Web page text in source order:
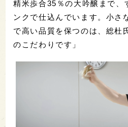
精米歩合35％の大吟醸まで、
ンクで仕込んでいます。小さ
で高い品質を保つのは、総杜
のこだわりです」